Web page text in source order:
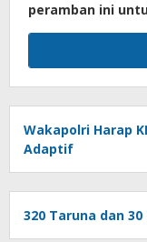
peramban ini
Wakapolri Harap
Adaptif
320 Taruna dan